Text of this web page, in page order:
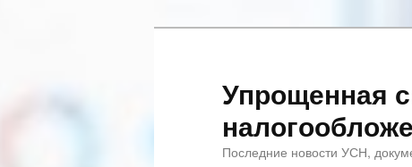
Упрощенная
Последние новости УСН,